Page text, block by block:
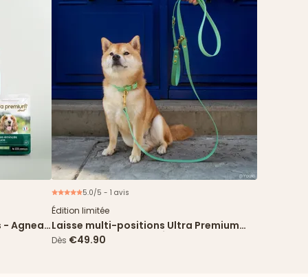
- Agneau
5.0/5 - 1 avis
Édition limitée
Laisse multi-positions Ultra Premium
Direct x Fidèle Paris - Édition limitée
Dès €49.90